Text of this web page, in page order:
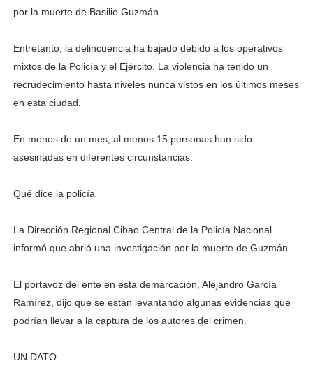
por la muerte de Basilio Guzmán.
Entretanto, la delincuen­cia ha bajado debido a los operativos
mixtos de la Po­licía y el Ejército. La violen­cia ha tenido un
recrudeci­miento hasta niveles nunca vistos en los últimos meses
en esta ciudad.
En menos de un mes, al menos 15 personas han si­do
asesinadas en diferentes circunstancias.
Qué dice la policía
La Dirección Regional Ci­bao Central de la Policía Na­cional
informó que abrió una investigación por la muerte de Guzmán.
El portavoz del ente en esta demarcación, Alejan­dro García
Ramírez, dijo que se están levantando al­gunas evidencias que
po­drían llevar a la captura de los autores del crimen.
UN DATO